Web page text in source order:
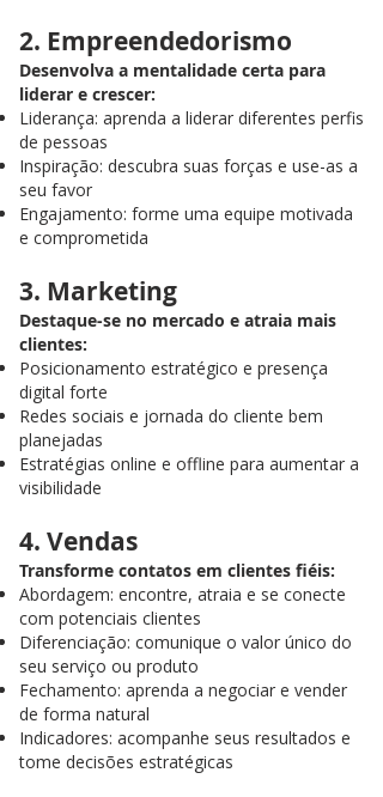
2. Empreendedorismo
Desenvolva a mentalidade certa para
liderar e crescer:
Liderança: aprenda a liderar diferentes perfis
de pessoas
Inspiração: descubra suas forças e use-as a
seu favor
Engajamento: forme uma equipe motivada
e comprometida
3. Marketing
Destaque-se no mercado e atraia mais
clientes:
Posicionamento estratégico e presença
digital forte
Redes sociais e jornada do cliente bem
planejadas
Estratégias online e offline para aumentar a
visibilidade
4. Vendas
Transforme contatos em clientes fiéis:
Abordagem: encontre, atraia e se conecte
com potenciais clientes
Diferenciação: comunique o valor único do
seu serviço ou produto
Fechamento: aprenda a negociar e vender
de forma natural
Indicadores: acompanhe seus resultados e
tome decisões estratégicas